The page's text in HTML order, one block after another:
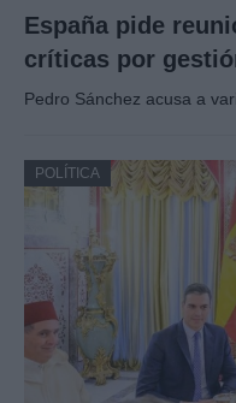
España pide
críticas por
Pedro Sánchez acusa a
POLÍTICA